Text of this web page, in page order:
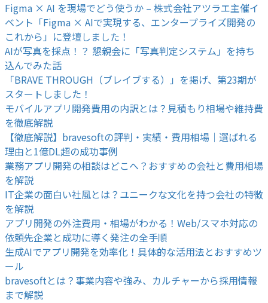
Figma × AI を現場でどう使うか – 株式会社アツラエ主催イ
ベント「Figma × AIで実現する、エンタープライズ開発の
これから」に登壇しました！
AIが写真を採点！？ 懇親会に「写真判定システム」を持ち
込んでみた話
「BRAVE THROUGH（ブレイブする）」を掲げ、第23期が
スタートしました！
モバイルアプリ開発費用の内訳とは？見積もり相場や維持費
を徹底解説
【徹底解説】bravesoftの評判・実績・費用相場｜選ばれる
理由と1億DL超の成功事例
業務アプリ開発の相談はどこへ？おすすめの会社と費用相場
を解説
IT企業の面白い社風とは？ユニークな文化を持つ会社の特徴
を解説
アプリ開発の外注費用・相場がわかる！Web/スマホ対応の
依頼先企業と成功に導く発注の全手順
生成AIでアプリ開発を効率化！具体的な活用法とおすすめツ
ール
bravesoftとは？事業内容や強み、カルチャーから採用情報
まで解説